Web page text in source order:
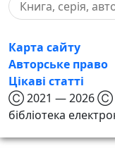
Карта сайту
Авторське право
Цікаві статті
Ⓒ 2021 — 2026 Ⓒ
бібліотека